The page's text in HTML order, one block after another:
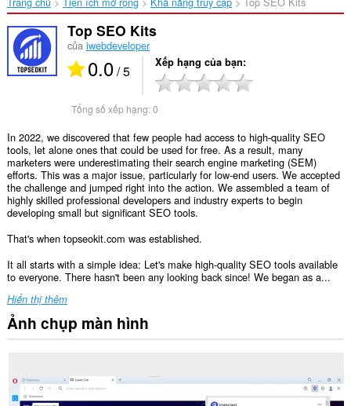
Top SEO Kits
của iwebdeveloper
0.0/ 5 Xếp hạng của bạn
Tổng số xếp hạng:0
In 2022, we discovered that few people had access to high-quality SEO
tools, let alone ones that could be used for free. As a result, many
marketers were underestimating their search engine marketing (SEM)
efforts. This was a major issue, particularly for low-end users. We accepted
the challenge and jumped right into the action. We assembled a team of
highly skilled professional developers and industry experts to begin
developing small but significant SEO tools.
That's when topseokit.com was established.
It all starts with a simple idea: Let's make high-quality SEO tools available
to everyone. There hasn't been any looking back since! We began as a...
Hiển thị thêm
Ảnh chụp màn hình